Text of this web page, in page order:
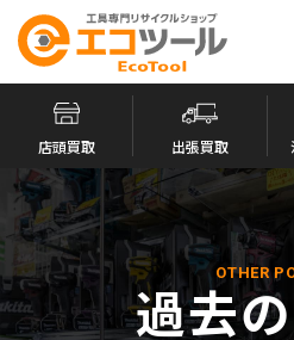
店頭買取 出張買取
OTHER
過去